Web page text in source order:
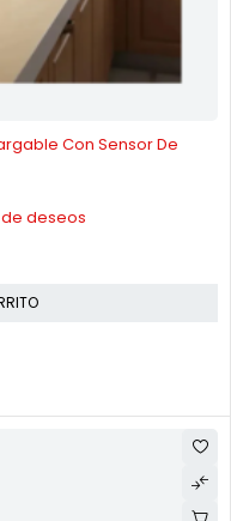
Con Sensor De
deseos